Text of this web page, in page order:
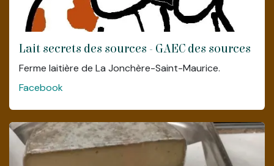
Lait secrets des sources - GAEC des sources
Ferme laitière de La Jonchère-Saint-Maurice.
Facebook
Chambre d'hôte (ouverture en mars